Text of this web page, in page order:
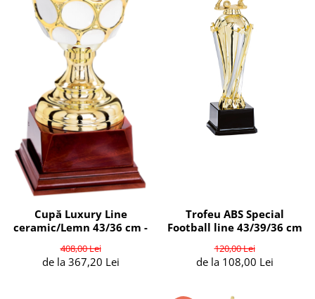
Cupă Luxury Line
ceramic/Lemn 43/36 cm -
408,00 Lei
de la 367,20 Lei
Trofeu ABS Special
Football line 43/39/36 cm
120,00 Lei
de la 108,00 Lei